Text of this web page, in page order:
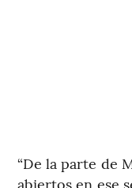
“De la parte de
abiertos en ese